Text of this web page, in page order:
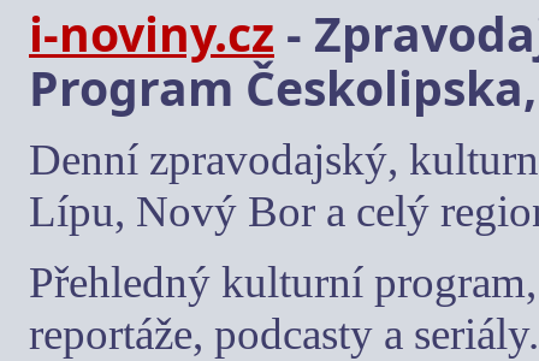
i-noviny.cz -
Program
Denní zpravodajský,
Lípu, Nový Bor a celý
Přehledný kulturní
reportáže, podcasty a seriály.